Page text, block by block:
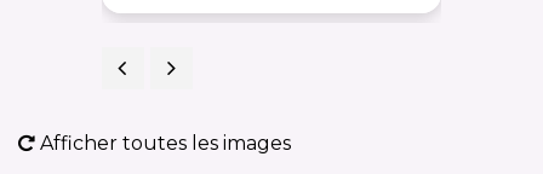
Afficher toutes les images